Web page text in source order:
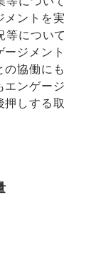
メントを実
等について
ジメント
の協働にも
エンゲージ
押しする取